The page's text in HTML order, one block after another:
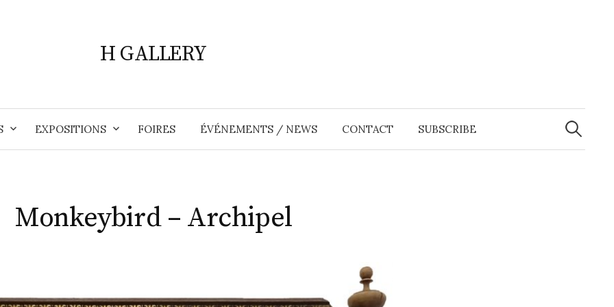
H GALLERY
EXPOSITIONS FOIRES ÉVÉNEMENTS / NEWS CONTACT SUBSCRIBE
Search
for:
Monkeybird – Archipel